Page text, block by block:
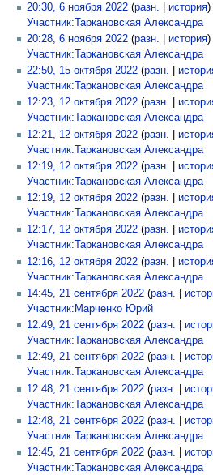
20:30, 6 ноября 2022 (разн. история)
Участник:Таркановская Александра
20:28, 6 ноября 2022 (разн. история)
Участник:Таркановская Александра‎
22:50, 15 октября 2022 (разн.
Участник:Таркановская Александра‎
12:23, 12 октября 2022 (разн.
Участник:Таркановская Александра‎
12:21, 12 октября 2022 (разн.
Участник:Таркановская Александра
12:19, 12 октября 2022 (разн.
Участник:Таркановская Александра‎
12:19, 12 октября 2022 (разн.
Участник:Таркановская Александра‎
12:17, 12 октября 2022 (разн.
Участник:Таркановская Александра‎
12:16, 12 октября 2022 (разн.
Участник:Таркановская Александра
14:45, 21 сентября 2022 (разн.
Участник:Марченко Юрий
12:49, 21 сентября 2022 (разн.
Участник:Таркановская Александра‎
12:49, 21 сентября 2022 (разн.
Участник:Таркановская Александра‎
12:48, 21 сентября 2022 (разн.
Участник:Таркановская Александра
12:48, 21 сентября 2022 (разн.
Участник:Таркановская Александра‎
12:45, 21 сентября 2022 (разн.
Участник:Таркановская Александра‎